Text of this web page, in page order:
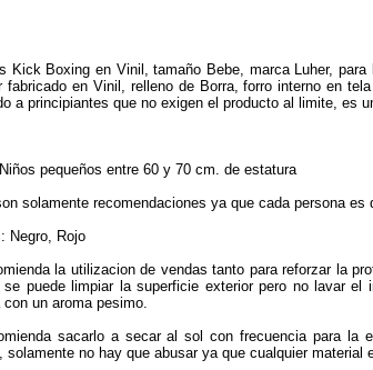
Kick Boxing en Vinil, tamaño Bebe, marca Luher,
fabricado en Vinil, relleno de Borra, forro interno en
a principiantes que no exigen el producto al limite, es
pequeños entre 60 y 70 cm. de estatura
solamente recomendaciones ya que cada persona
Negro, Rojo
la utilizacion de vendas tanto para reforzar la
se puede limpiar la superficie exterior pero no lavar
con un aroma pesimo.
sacarlo a secar al sol con frecuencia para la
solamente no hay que abusar ya que cualquier